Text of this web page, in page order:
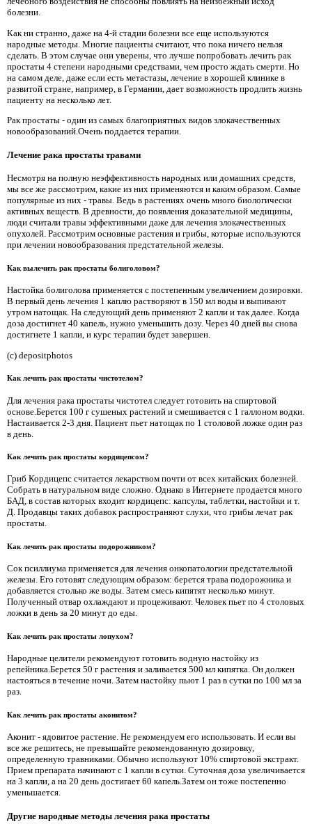
болезни.
Как ни странно, даже на 4-й стадии болезни все еще используются
народные методы. Многие пациенты считают, что пока ничего нельзя
сделать. В этом случае они уверены, что лучше попробовать лечить рак
простаты 4 степени народными средствами, чем просто ждать смерти. Но
на самом деле, даже если есть метастазы, лечение в хорошей клинике в
развитой стране, например, в Германии, дает возможность продлить жизнь
пациенту на несколько лет.
Рак простаты - один из самых благоприятных видов злокачественных
новообразований.Очень поддается терапии.
Лечение рака простаты травами
Несмотря на полную неэффективность народных или домашних средств,
мы все же рассмотрим, какие из них применяются и каким образом. Самые
популярные из них - травы. Ведь в растениях очень много биологически
активных веществ. В древности, до появления доказательной медицины,
люди считали травы эффективными даже для лечения злокачественных
опухолей. Рассмотрим основные растения и грибы, которые используются
при лечении новообразования предстательной железы.
Как вылечить рак простаты болиголовом?
Настойка болиголова применяется с постепенным увеличением дозировки.
В первый день лечения 1 каплю растворяют в 150 мл воды и выпивают
утром натощак. На следующий день применяют 2 капли и так далее. Когда
доза достигнет 40 капель, нужно уменьшить дозу. Через 40 дней вы снова
достигнете 1 капли, и курс терапии будет завершен.
(c) depositphotos
Как лечить рак простаты чистотелом?
Для лечения рака простаты чистотел следует готовить на спиртовой
основе.Берется 100 г сушеных растений и смешивается с 1 галлоном водки.
Настаивается 2-3 дня. Пациент пьет натощак по 1 столовой ложке один раз
в день.
Как лечить рак простаты кордицепсом?
Гриб Кордицепс считается лекарством почти от всех китайских болезней.
Собрать в натуральном виде сложно. Однако в Интернете продается много
БАД, в состав которых входит кордицепс: капсулы, таблетки, настойки и т.
Д. Продавцы таких добавок распространяют слухи, что грибы лечат рак
простаты.
Как лечить рак простаты подорожником?
Сок псиллиума применяется для лечения онкопатологии предстательной
железы. Его готовят следующим образом: берется трава подорожника и
добавляется столько же воды. Затем смесь кипятят несколько минут.
Полученный отвар охлаждают и процеживают. Человек пьет по 4 столовых
ложки в день за 20 минут до еды.
Как лечить рак простаты лопухом?
Народные целители рекомендуют готовить водную настойку из
репейника.Берется 50 г растения и заливается 500 мл кипятка. Он должен
настояться в течение ночи. Затем настойку пьют 1 раз в сутки по 100 мл за
раз.
Как лечить рак простаты аконитом?
Аконит - ядовитое растение. Не рекомендуем его использовать. И если вы
все же решитесь, не превышайте рекомендованную дозировку,
определенную травниками. Обычно используют 10% спиртовой экстракт.
Прием препарата начинают с 1 капли в сутки. Суточная доза увеличивается
на 3 капли, а на 20 день достигает 60 капель.Затем он тоже постепенно
уменьшается.
Другие народные методы лечения рака простаты